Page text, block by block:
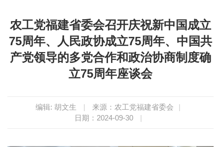
农工党福建省委会召开庆祝新中国成立
75周年、人民政协成立75周年、中国共
产党领导的多党合作和政治协商制度确
立75周年座谈会
编辑: 胡文生 | 来源：农工党福建省委会
|
日期：2024-09-30
|